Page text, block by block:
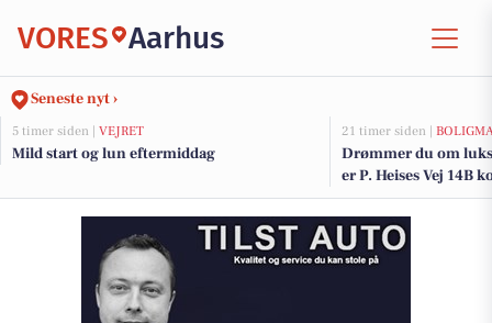
VORES Aarhus
Seneste nyt ›
5 timer siden | VEJRET
Mild start og lun eftermiddag
21 timer siden |
Drømmer du om
er P. Heises Vej 14B
og de dyreste boliger